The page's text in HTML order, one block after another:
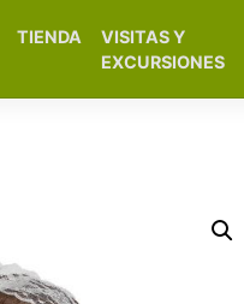
– Onil – Alicante
TIENDA
VISITAS Y
EXCURSIONES